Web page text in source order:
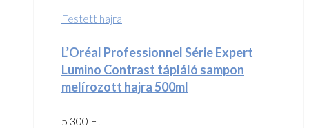
Festett hajra
L’Oréal Professionnel Série Expert
Lumino Contrast tápláló sampon
melírozott hajra 500ml
5 300 Ft